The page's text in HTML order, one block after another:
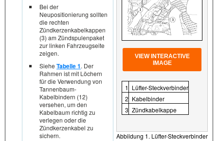
Bei der
Neupositionierung sollten
die rechten
Zündkerzenkabelkappen
(3) am Zündspulenpaket
zur linken Fahrzeugseite
zeigen.
Siehe Tabelle 1. Der
Rahmen ist mit Löchern
für die Verwendung von
Tannenbaum-
Kabelbindern (12)
versehen, um den
Kabelbaum richtig zu
verlegen oder die
Zündkerzenkabel zu
sichern.
VIEW INTERACTIVE
IMAGE
1 Lüfter-Steckverbinder
2 Kabelbinder
3 Zündkabelkappe
Abbildung 1. Lüfter-Steckverbinder